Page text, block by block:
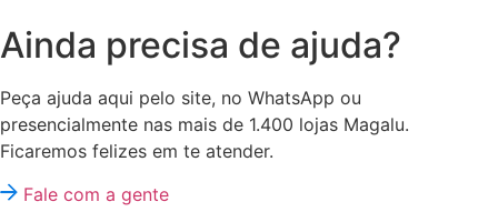
Ainda precisa de ajuda?
Peça ajuda aqui pelo site, no WhatsApp ou
presencialmente nas mais de 1.400 lojas Magalu.
Ficaremos felizes em te atender.
Fale com a gente